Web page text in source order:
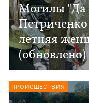
Могилы "Да
летняя
(обновлено)
ПРОИСШЕСТВИЯ